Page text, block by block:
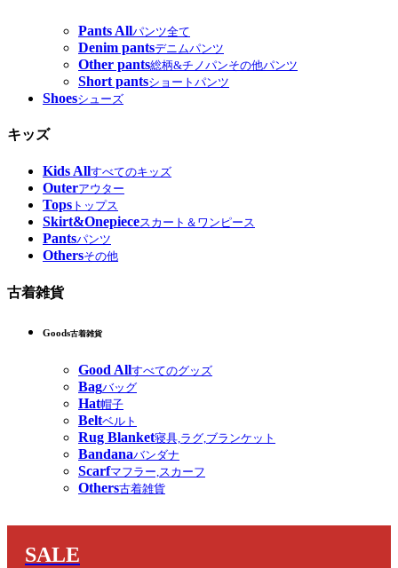
Pants Allパンツ全て
Denim pantsデニムパンツ
Other pants総柄&チノパンその他パンツ
Short pantsショートパンツ
Shoesシューズ
キッズ
Kids Allすべてのキッズ
Outerアウター
Tops トップス
Skirt&Onepieceスカート＆ワンピース
Pantsパンツ
Othersその他
古着雑貨
Goods古着雑貨
Good Allすべてのグッズ
Bagバッグ
Hat帽子
Beltベルト
Rug Blanket寝具,ラグ,ブランケット
Bandanaバンダナ
Scarfマフラー,スカーフ
Others古着雑貨
SALE